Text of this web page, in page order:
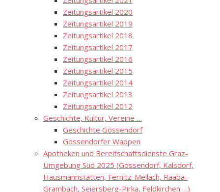
Zeitungsartikel 2020
Zeitungsartikel 2019
Zeitungsartikel 2018
Zeitungsartikel 2017
Zeitungsartikel 2016
Zeitungsartikel 2015
Zeitungsartikel 2014
Zeitungsartikel 2013
Zeitungsartikel 2012
Geschichte, Kultur, Vereine …
Geschichte Gössendorf
Gössendorfer Wappen
Apotheken und Bereitschaftsdienste Graz-
Umgebung Süd 2025 (Gössendorf, Kalsdorf,
Hausmannstätten, Fernitz-Mellach, Raaba-
Grambach, Seiersberg-Pirka, Feldkirchen …)